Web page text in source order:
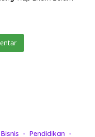
Bisnis Pendidikan